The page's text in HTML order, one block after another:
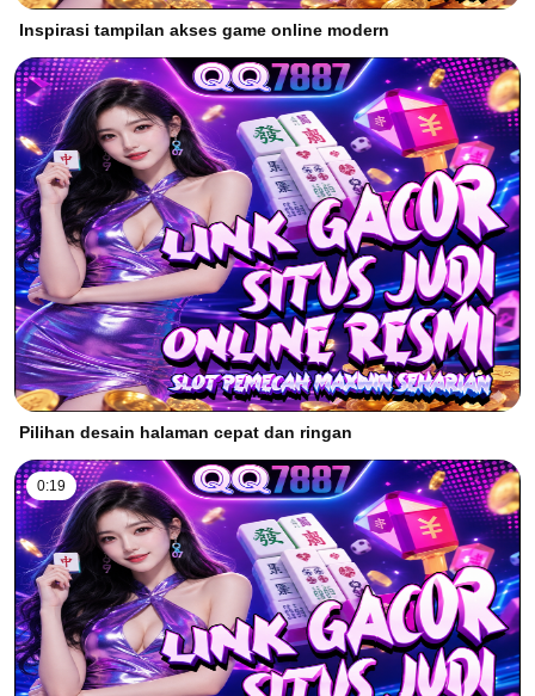
Inspirasi tampilan akses game online modern
Pilihan desain halaman cepat dan ringan
0:19